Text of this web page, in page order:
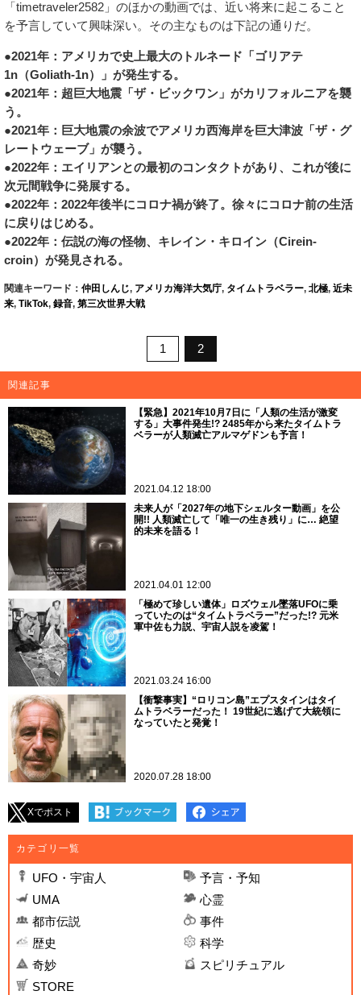
「timetraveler2582」のほかの動画では、近い将来に起こること
を予言していて興味深い。その主なものは下記の通りだ。
●2021年：アメリカで史上最大のトルネード「ゴリアテ
1n（Goliath-1n）」が発生する。
●2021年：超巨大地震「ザ・ビックワン」がカリフォルニアを襲
う。
●2021年：巨大地震の余波でアメリカ西海岸を巨大津波「ザ・グ
レートウェーブ」が襲う。
●2022年：エイリアンとの最初のコンタクトがあり、これが後に
次元間戦争に発展する。
●2022年：2022年後半にコロナ禍が終了。徐々にコロナ前の生活
に戻りはじめる。
●2022年：伝説の海の怪物、キレイン・キロイン（Cirein-
croin）が発見される。
関連キーワード： 仲田しんじ, アメリカ海洋大気庁, タイムトラベラー, 北極, 近未
来, TikTok, 録音, 第三次世界大戦
1 2
関連記事
【緊急】2021年10月7日に「人類の生活が激変
する」大事件発生!? 2485年から来たタイムトラ
ベラーが人類滅亡アルマゲドンも予言！
2021.04.12 18:00
未来人が「2027年の地下シェルター動画」を公
開!! 人類滅亡して「唯一の生き残り」に… 絶望
的未来を語る！
2021.04.01 12:00
「極めて珍しい遺体」ロズウェル墜落UFOに乗
っていたのは“タイムトラベラー”だった!? 元米
軍中佐も力説、宇宙人説を凌駕！
2021.03.24 16:00
【衝撃事実】“ロリコン島”エプスタインはタイ
ムトラベラーだった！ 19世紀に逃げて大統領に
なっていたと発覚！
2020.07.28 18:00
Xでポスト
カテゴリ一覧
UFO・宇宙人
予言・予知
UMA
心霊
都市伝説
事件
歴史
科学
奇妙
スピリチュアル
STORE